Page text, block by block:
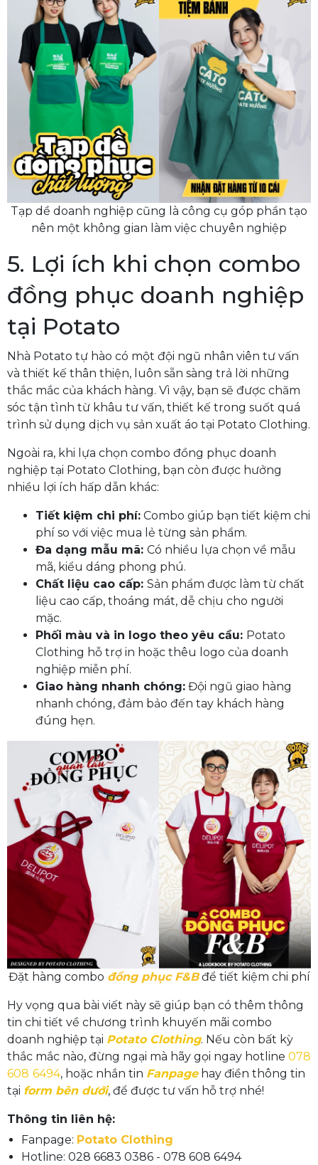
Tạp dề doanh nghiệp cũng là công cụ góp phần tạo
nên một không gian làm việc chuyên nghiệp
5. Lợi ích khi chọn combo
đồng phục doanh nghiệp
tại Potato
Nhà Potato tự hào có một đội ngũ nhân viên tư vấn
và thiết kế thân thiện, luôn sẵn sàng trả lời những
thắc mắc của khách hàng. Vì vậy, bạn sẽ được chăm
sóc tận tình từ khâu tư vấn, thiết kế trong suốt quá
trình sử dụng dịch vụ sản xuất áo tại Potato Clothing.
Ngoài ra, khi lựa chọn combo đồng phục doanh
nghiệp tại Potato Clothing, bạn còn được hưởng
nhiều lợi ích hấp dẫn khác:
Tiết kiệm chi phí: Combo giúp bạn tiết kiệm chi
phí so với việc mua lẻ từng sản phẩm.
Đa dạng mẫu mã: Có nhiều lựa chọn về mẫu
mã, kiểu dáng phong phú.
Chất liệu cao cấp: Sản phẩm được làm từ chất
liệu cao cấp, thoáng mát, dễ chịu cho người
mặc.
Phối màu và in logo theo yêu cầu: Potato
Clothing hỗ trợ in hoặc thêu logo của doanh
nghiệp miễn phí.
Giao hàng nhanh chóng: Đội ngũ giao hàng
nhanh chóng, đảm bảo đến tay khách hàng
đúng hẹn.
Đặt hàng combo đồng phục F&Bđể tiết kiệm chi phí
Hy vọng qua bài viết này sẽ giúp bạn có thêm thông
tin chi tiết về chương trình khuyến mãi combo
doanh nghiệp tại Potato Clothing. Nếu còn bất kỳ
thắc mắc nào, đừng ngại mà hãy gọi ngay hotline 078
608 6494, hoặc nhắn tin Fanpagehay điền thông tin
tại form bên dưới, để được tư vấn hỗ trợ nhé!
Thông tin liên hệ:
Fanpage: Potato Clothing
Hotline: 028 6683 0386 - 078 608 6494